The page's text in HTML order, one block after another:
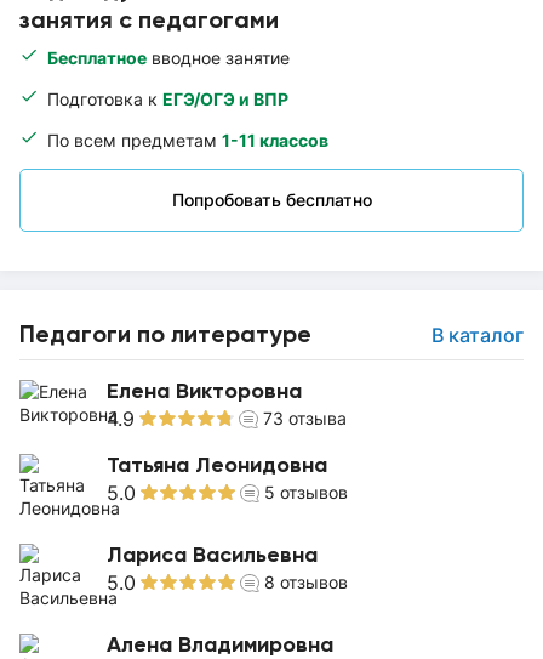
занятия с педагогами
Бесплатное вводное занятие
Подготовка к ЕГЭ/ОГЭ и ВПР
По всем предметам 1-11 классов
Попробовать бесплатно
Педагоги по литературе В каталог
Елена Викторовна
4.9 73 отзыва
Татьяна Леонидовна
5.0 5 отзывов
Лариса Васильевна
5.0 8 отзывов
Алена Владимировна